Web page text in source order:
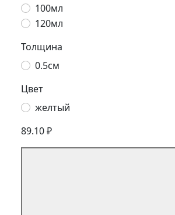
100мл
120мл
Толщина
0.5см
Цвет
желтый
89.10 ₽